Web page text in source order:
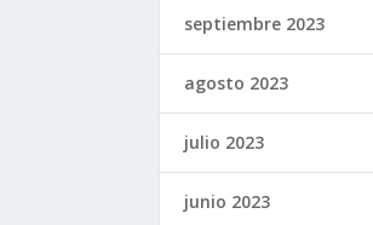
septiembre 2023
agosto 2023
julio 2023
junio 2023